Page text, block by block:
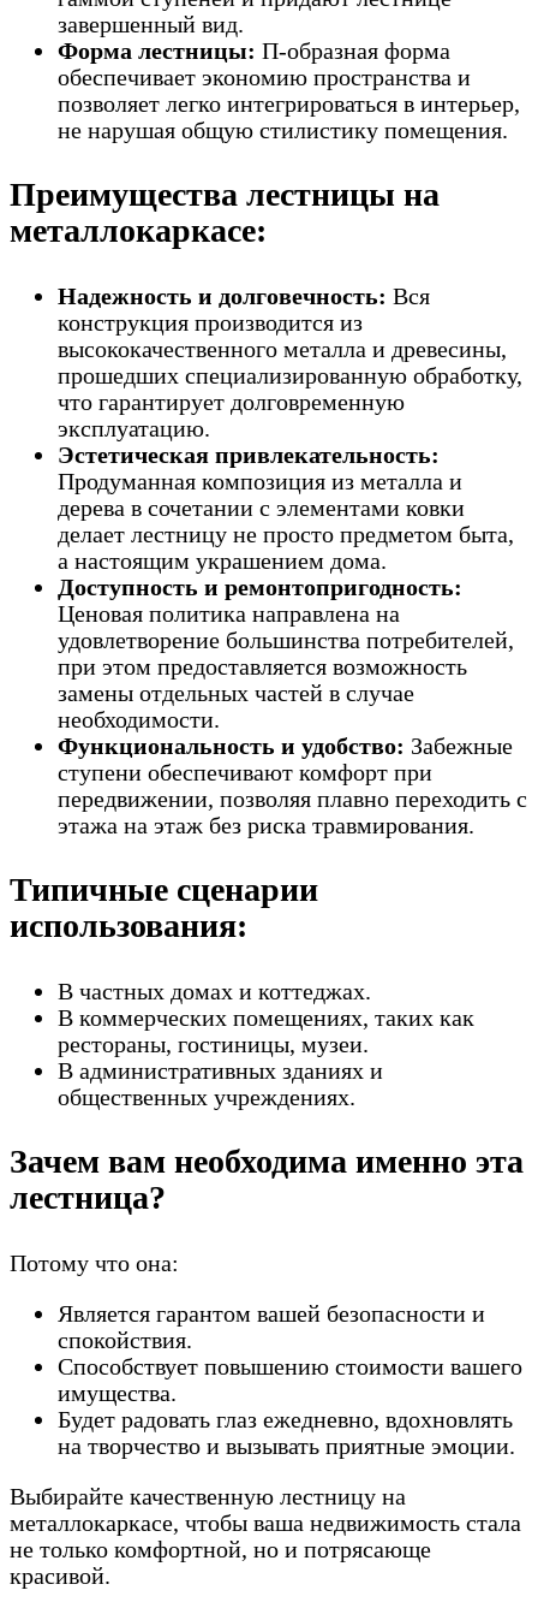
завершенный вид.
Форма лестницы: П-образная форма
обеспечивает экономию пространства и
позволяет легко интегрироваться в интерьер,
не нарушая общую стилистику помещения.
Преимущества лестницы на
металлокаркасе:
Надежность и долговечность: Вся
конструкция производится из
высококачественного металла и древесины,
прошедших специализированную обработку,
что гарантирует долговременную
эксплуатацию.
Эстетическая привлекательность:
Продуманная композиция из металла и
дерева в сочетании с элементами ковки
делает лестницу не просто предметом быта,
а настоящим украшением дома.
Доступность и ремонтопригодность:
Ценовая политика направлена на
удовлетворение большинства потребителей,
при этом предоставляется возможность
замены отдельных частей в случае
необходимости.
Функциональность и удобство: Забежные
ступени обеспечивают комфорт при
передвижении, позволяя плавно переходить с
этажа на этаж без риска травмирования.
Типичные сценарии
использования:
В частных домах и коттеджах.
В коммерческих помещениях, таких как
рестораны, гостиницы, музеи.
В административных зданиях и
общественных учреждениях.
Зачем вам необходима именно эта
лестница?
Потому что она:
Является гарантом вашей безопасности и
спокойствия.
Способствует повышению стоимости вашего
имущества.
Будет радовать глаз ежедневно, вдохновлять
на творчество и вызывать приятные эмоции.
Выбирайте качественную лестницу на
металлокаркасе, чтобы ваша недвижимость стала
не только комфортной, но и потрясающе
красивой.